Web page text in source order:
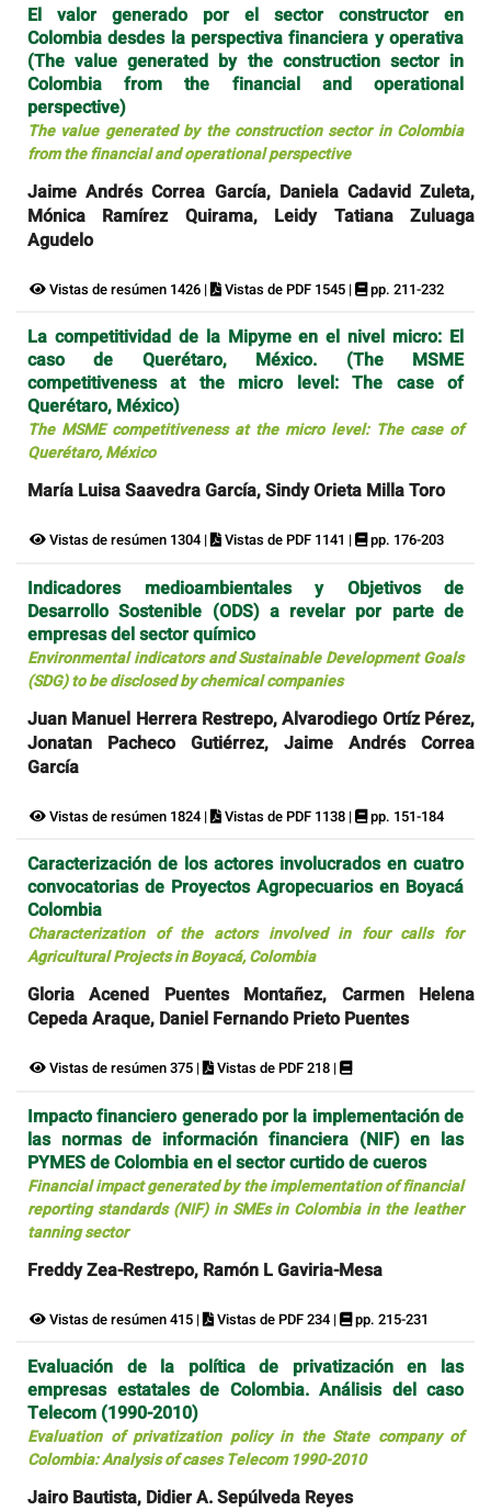
El valor generado por el sector constructor en
Colombia desdes la perspectiva financiera y operativa
(The value generated by the construction sector in
Colombia from the financial and operational
perspective)
The value generated by the construction sector in Colombia
from the financial and operational perspective
Jaime Andrés Correa García, Daniela Cadavid Zuleta,
Mónica Ramírez Quirama, Leidy Tatiana Zuluaga
Agudelo
Vistas de resúmen 1426 | Vistas de PDF 1545 | pp. 211-232
La competitividad de la Mipyme en el nivel micro: El
caso de Querétaro, México. (The MSME
competitiveness at the micro level: The case of
Querétaro, México)
The MSME competitiveness at the micro level: The case of
Querétaro, México
María Luisa Saavedra García, Sindy Orieta Milla Toro
Vistas de resúmen 1304 | Vistas de PDF 1141 | pp. 176-203
Indicadores medioambientales y Objetivos de
Desarrollo Sostenible (ODS) a revelar por parte de
empresas del sector químico
Environmental indicators and Sustainable Development Goals
(SDG) to be disclosed by chemical companies
Juan Manuel Herrera Restrepo, Alvarodiego Ortíz Pérez,
Jonatan Pacheco Gutiérrez, Jaime Andrés Correa
García
Vistas de resúmen 1824 | Vistas de PDF 1138 | pp. 151-184
Caracterización de los actores involucrados en cuatro
convocatorias de Proyectos Agropecuarios en Boyacá
Colombia
Characterization of the actors involved in four calls for
Agricultural Projects in Boyacá, Colombia
Gloria Acened Puentes Montañez, Carmen Helena
Cepeda Araque, Daniel Fernando Prieto Puentes
Vistas de resúmen 375 | Vistas de PDF 218 |
Impacto financiero generado por la implementación de
las normas de información financiera (NIF) en las
PYMES de Colombia en el sector curtido de cueros
Financial impact generated by the implementation of financial
reporting standards (NIF) in SMEs in Colombia in the leather
tanning sector
Freddy Zea-Restrepo, Ramón L Gaviria-Mesa
Vistas de resúmen 415 | Vistas de PDF 234 | pp. 215-231
Evaluación de la política de privatización en las
empresas estatales de Colombia. Análisis del caso
Telecom (1990-2010)
Evaluation of privatization policy in the State company of
Colombia: Analysis of cases Telecom 1990-2010
Jairo Bautista, Didier A. Sepúlveda Reyes